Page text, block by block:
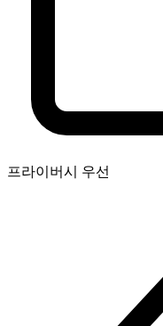
프라이버시 우선